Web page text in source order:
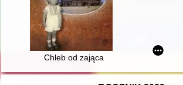
Chleb od zająca